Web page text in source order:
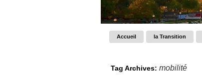
Accueil la Transition
Tag Archives: mobilité